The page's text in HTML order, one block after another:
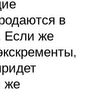
в
Если же
же